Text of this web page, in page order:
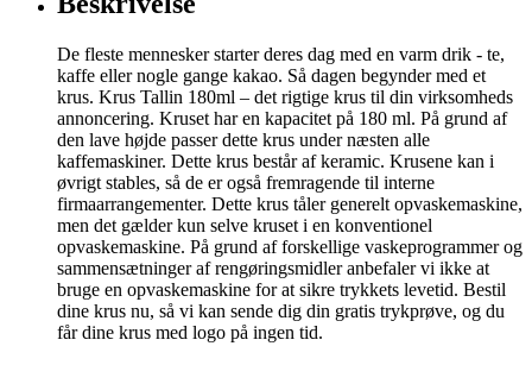
De fleste mennesker starter deres dag med en varm drik - te,
kaffe eller nogle gange kakao. Så dagen begynder med et
krus. Krus Tallin 180ml – det rigtige krus til din virksomheds
annoncering. Kruset har en kapacitet på 180 ml. På grund af
den lave højde passer dette krus under næsten alle
kaffemaskiner. Dette krus består af keramic. Krusene kan i
øvrigt stables, så de er også fremragende til interne
firmaarrangementer. Dette krus tåler generelt opvaskemaskine,
men det gælder kun selve kruset i en konventionel
opvaskemaskine. På grund af forskellige vaskeprogrammer og
sammensætninger af rengøringsmidler anbefaler vi ikke at
bruge en opvaskemaskine for at sikre trykkets levetid. Bestil
dine krus nu, så vi kan sende dig din gratis trykprøve, og du
får dine krus med logo på ingen tid.